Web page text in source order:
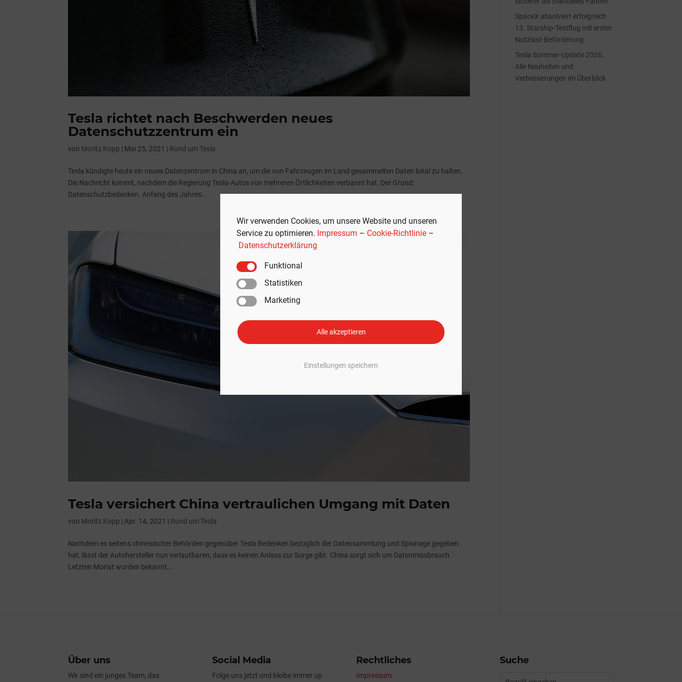
Wir verwenden Cookies, um unsere Website und unseren
Service zu optimieren. Impressum – Cookie-Richtlinie –
Datenschutzerklärung
Funktional
Statistiken
Marketing
Alle akzeptieren
Einstellungen speichern
Tesla richtet nach Beschwerden neues
Datenschutzzentrum ein
von Moritz Kopp | Mai 25, 2021 | Rund um Tesla
Tesla kündigte heute ein neues Datenzentrum in China an, um die von Fahrzeugen im Land gesammelten Daten lokal zu halten.
Die Nachricht kommt, nachdem die Regierung Tesla-Autos von mehreren Örtlichkeiten verbannt hat. Der Grund:
Datenschutzbedenken. Anfang des Jahres...
Tesla versichert China vertraulichen Umgang mit Daten
von Moritz Kopp | Apr. 14, 2021 | Rund um Tesla
Nachdem es seitens chinesischer Behörden gegenüber Tesla Bedenken bezüglich der Datensammlung und Spionage gegeben
hat, lässt der Autohersteller nun verlautbaren, dass es keinen Anlass zur Sorge gibt. China sorgt sich um Datenmissbrauch
Letzten Monat wurden bekannt,...
SpaceX absolviert erfolgreich
13. Starship-Testflug mit erster
Nutzlast-Beförderung
Tesla Sommer-Update 2026:
Alle Neuheiten und
Verbesserungen im Überblick
Über uns
Wir sind ein junges Team, das
Social Media
Folge uns jetzt und bleibe immer up
Rechtliches
Impressum
Suche